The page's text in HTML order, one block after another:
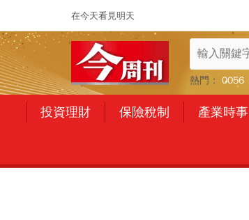
在今天看見明天
熱門： 0056
投資理財 保險稅制 產業時事